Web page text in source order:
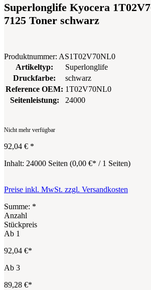
Superlonglife Kyocera
7125 Toner schwarz
Produktnummer: AS1T02V70NL0
Artikeltyp:
Superlonglife
Druckfarbe:
schwarz
Reference OEM: 1T02V70NL0
Seitenleistung:
24000
Nicht mehr verfügbar
92,04 € *
Inhalt: 24000 Seiten (0,00 €* / 1 Seiten)
Preise inkl. MwSt. zzgl. Versandkosten
Summe: *
Anzahl
Stückpreis
Ab 1
92,04 €*
Ab 3
89,28 €*